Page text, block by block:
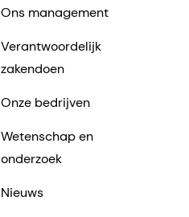
Ons management
Verantwoordelijk
zakendoen
Onze bedrijven
Wetenschap en
onderzoek
Nieuws